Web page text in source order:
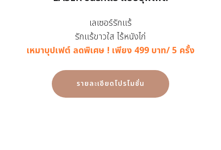
เลเซอร์รักแร้
รักแร้ขาวใส ไร้หนังไก่
เหมาบุปเฟต์ ลดพิเศษ ! เพียง 499 บาท/ 5 ครั้ง
รายละเอียดโปรโมชั่น